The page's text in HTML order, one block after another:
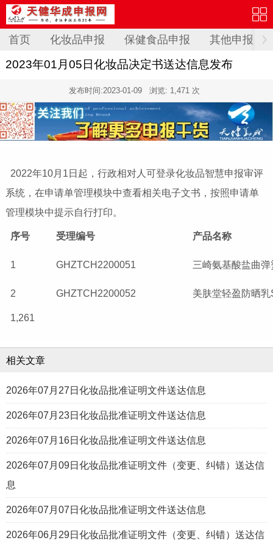
首页 化妆品申报 保健食品申报 其他申报
2023年01月05日化妆品决定书送达信息发布
发布时间:2023-01-09 浏览: 1,471 次
2022年10月1日起，行政相对人可登录化妆品智慧申报审评
系统，在申请单管理模块中查看相关电子文书，按照申请单
管理模块中提示自行打印。
序号 受理编号 产品名称
1 GHZTCH2200051 三崎氨基酸盐曲弹
2 GHZTCH2200052 美肤堂轻盈防晒
1,261
相关文章
2026年07月27日化妆品批准证明文件送达信息
2026年07月23日化妆品批准证明文件送达信息
2026年07月16日化妆品批准证明文件送达信息
2026年07月09日化妆品批准证明文件（变更、纠错）送达信
息
2026年07月07日化妆品批准证明文件送达信息
2026年06月29日化妆品批准证明文件（变更、纠错）送达信